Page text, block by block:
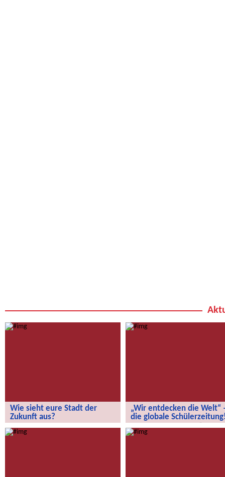
Wie sieht eure Stadt der
Zukunft aus?
Wie sieht eure Stadt der Zukunft aus?
„Wir entdecken die Welt“
die globale
„Wir entdecken die Welt“ – die
globale Schülerzeitung!